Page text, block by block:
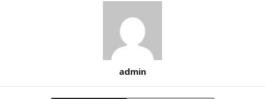
admin